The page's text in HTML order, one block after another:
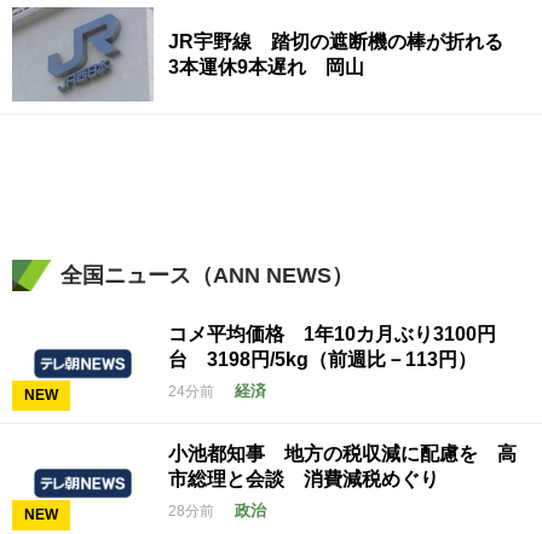
JR宇野線 踏切の遮断機の棒が折れる
3本運休9本遅れ 岡山
全国ニュース（ANN NEWS）
NEW
コメ平均価格 1年10カ月ぶり3100円
台 3198円/5kg（前週比－113円）
24分前 経済
NEW
小池都知事 地方の税収減に配慮を 高
市総理と会談 消費減税めぐり
28分前 政治